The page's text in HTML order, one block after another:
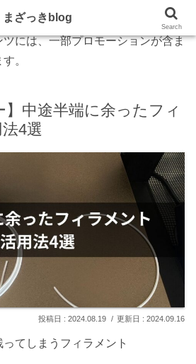
には、一部プロモーションが含ま
。
】中途半端に余ったフィ
4選
2024.08.19 2024.09.16
てしまうフィラメント
まざっきblog
Search